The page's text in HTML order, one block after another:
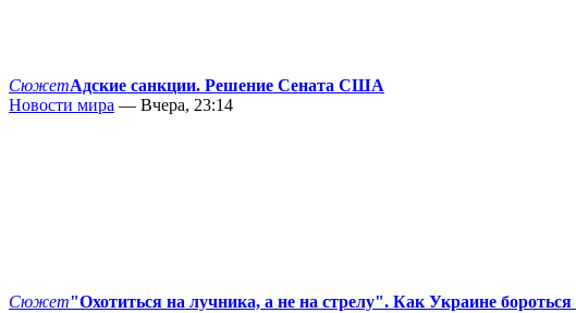
СюжетАдские санкции. Решение Сената США
Новости мира — Вчера, 23:14
Сюжет"Охотиться на лучника, а не на стрелу". Как Украине бороться